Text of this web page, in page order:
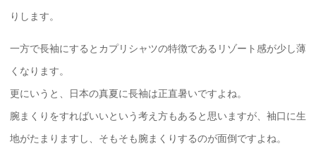
りします。
一方で長袖にするとカプリシャツの特徴であるリゾート感が少し薄
くなります。
更にいうと、日本の真夏に長袖は正直暑いですよね。
腕まくりをすればいいという考え方もあると思いますが、袖口に生
地がたまりますし、そもそも腕まくりするのが面倒ですよね。